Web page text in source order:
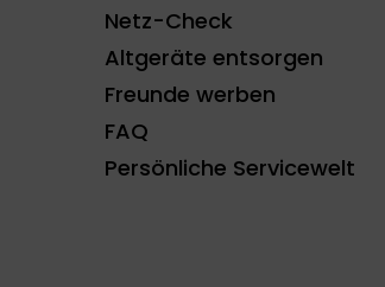
Netz-Check
Altgeräte entsorgen
Freunde werben
FAQ
Persönliche Servicewelt